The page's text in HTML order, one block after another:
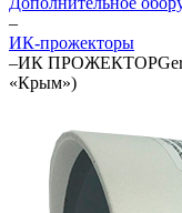
–
ИК-прожекторы
–ИК
«Крым»)